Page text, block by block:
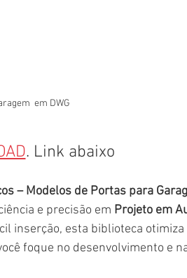
em DWG
. Link abaixo
– Modelos de Portas para
e precisão em Projeto em
inserção, esta biblioteca otimiza
foque no desenvolvimento e